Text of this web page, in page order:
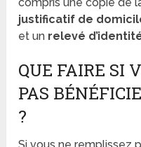
justificatif de
et un relevé
QUE FAIRE SI
PAS
?